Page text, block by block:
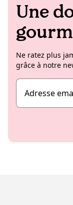
Une
Ne ratez plus
grâce à notre
Adresse